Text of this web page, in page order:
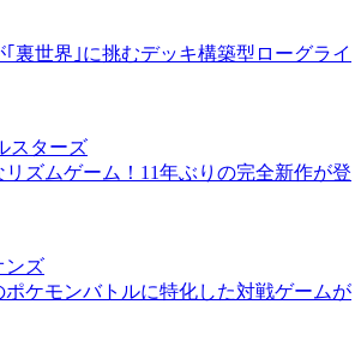
裏世界｣に挑むデッキ構築型ローグライ
スターズ
ズムゲーム！11年ぶりの完全新作が登
ンズ
ポケモンバトルに特化した対戦ゲームが